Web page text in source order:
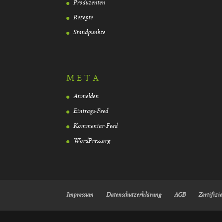
Produzenten
Rezepte
Standpunkte
META
Anmelden
Eintrags-Feed
Kommentar-Feed
WordPress.org
Impressum Datenschutzerklärung AGB